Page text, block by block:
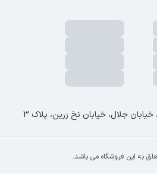
خیابان جلال، خیابان نخ زرین، پلاک 3
به این فروشگاه می باشد.